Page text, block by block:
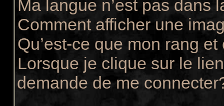
Ma langue n’est pas dans
Comment afficher une
Qu’est-ce que mon rang
Lorsque je clique sur le
demande de me